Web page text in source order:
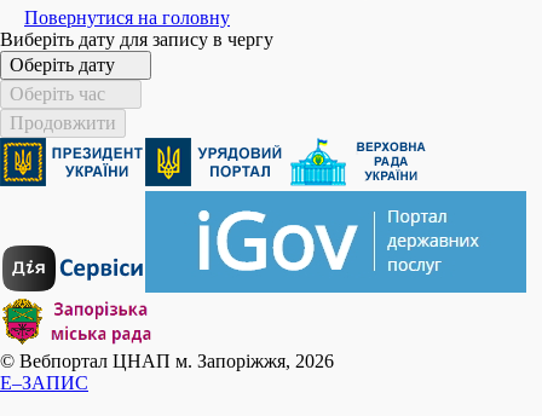
Повернутися на головну
Виберіть дату для запису в чергу
Оберіть дату
Оберіть час
Продовжити
© Вебпортал ЦНАП м. Запоріжжя, 2026
E–ЗАПИС